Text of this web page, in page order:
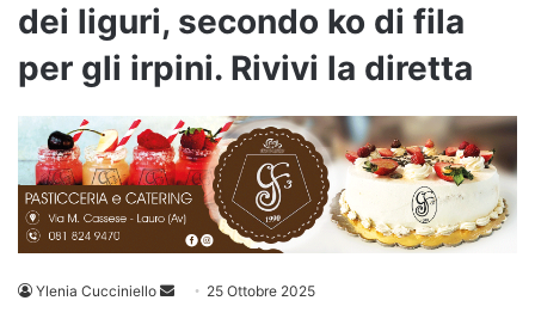
dei liguri, secondo ko di fila
per gli irpini. Rivivi la diretta
Ylenia Cucciniello
Invia 25 Ottobre 2025